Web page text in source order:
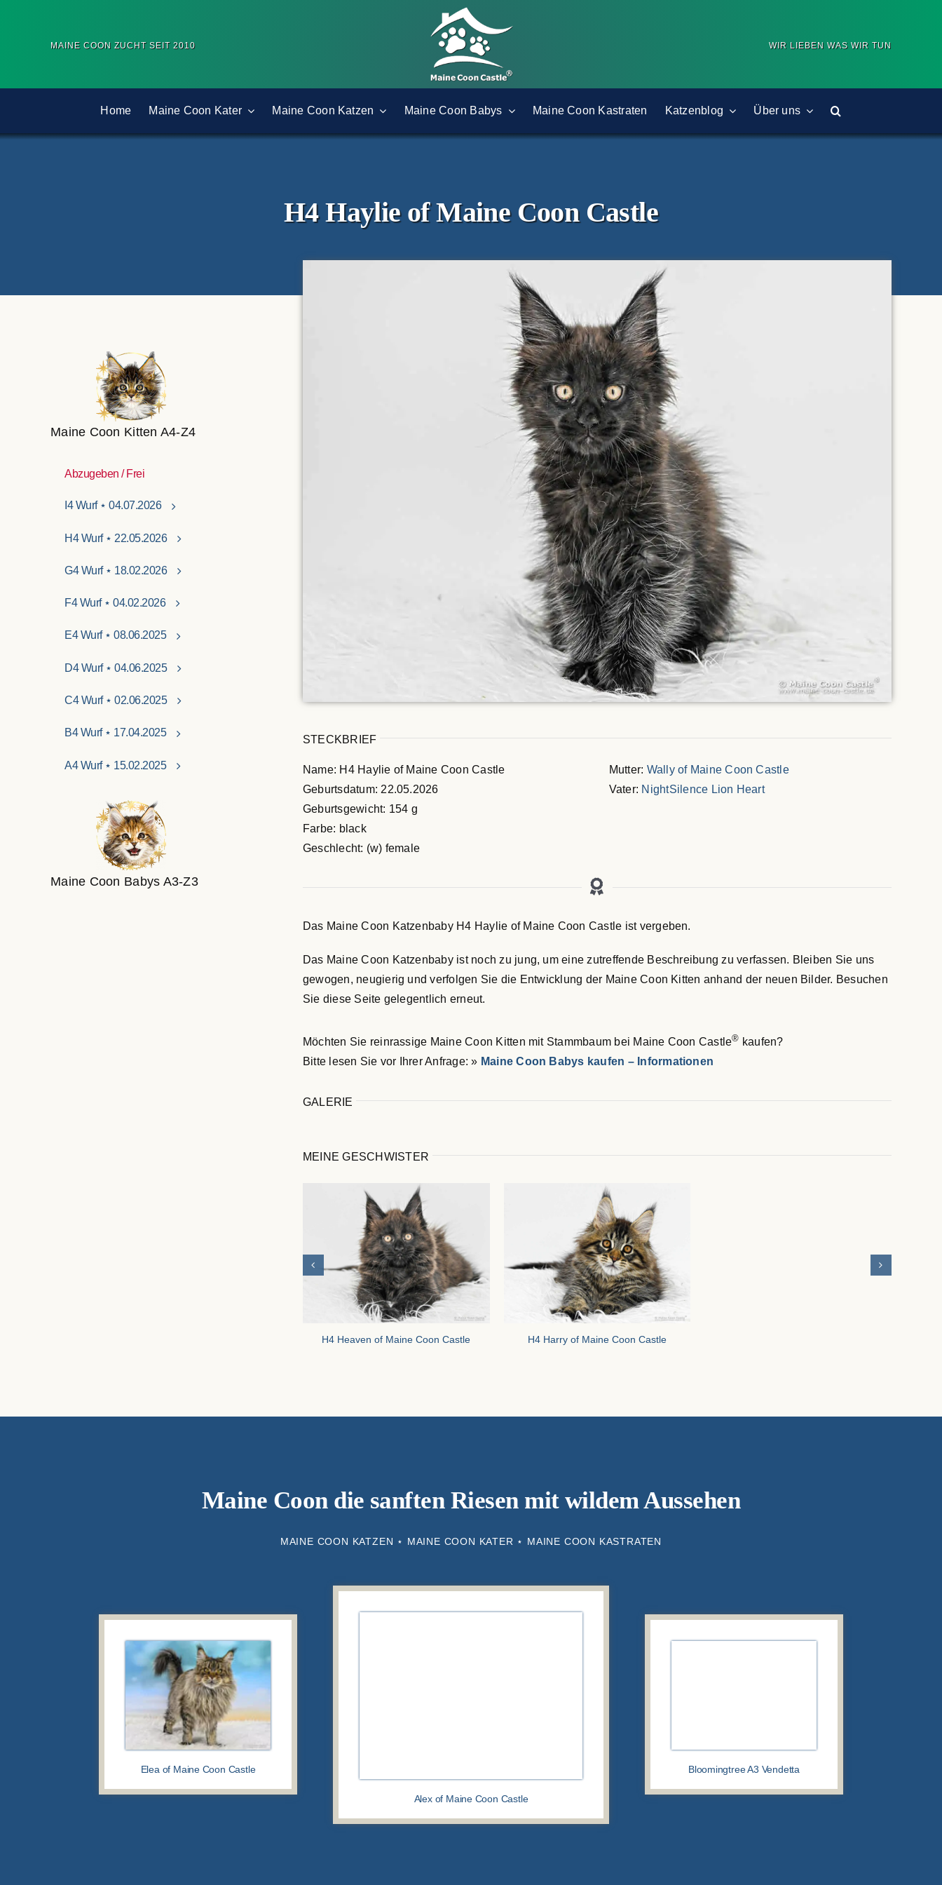
MAINE COON ZUCHT SEIT 2010 WIR LIEBEN WAS WIR TUN
Home Maine Coon Kater Maine Coon Katzen Maine Coon Babys Maine Coon Kastraten Katzenblog Über uns
H4 Haylie of Maine Coon Castle
STECKBRIEF
Name: H4 Haylie of Maine Coon Castle
Geburtsdatum: 22.05.2026
Geburtsgewicht: 154 g
Farbe: black
Geschlecht: (w) female
Mutter: Wally of Maine Coon Castle
Vater: NightSilence Lion Heart
Das Maine Coon Katzenbaby H4 Haylie of Maine Coon Castle ist vergeben.
Das Maine Coon Katzenbaby ist noch zu jung, um eine zutreffende Beschreibung zu verfassen. Bleiben Sie uns
gewogen, neugierig und verfolgen Sie die Entwicklung der Maine Coon Kitten anhand der neuen Bilder. Besuchen
Sie diese Seite gelegentlich erneut.
Möchten Sie reinrassige Maine Coon Kitten mit Stammbaum bei Maine Coon Castle® kaufen?
Bitte lesen Sie vor Ihrer Anfrage: » Maine Coon Babys kaufen – Informationen
GALERIE
MEINE GESCHWISTER
H4 Heaven of Maine Coon Castle H4 Harry of Maine Coon Castle
Maine Coon Kitten A4-Z4
Abzugeben / Frei
I4 Wurf ⋆ 04.07.2026
H4 Wurf ⋆ 22.05.2026
G4 Wurf ⋆ 18.02.2026
F4 Wurf ⋆ 04.02.2026
E4 Wurf ⋆ 08.06.2025
D4 Wurf ⋆ 04.06.2025
C4 Wurf ⋆ 02.06.2025
B4 Wurf ⋆ 17.04.2025
A4 Wurf ⋆ 15.02.2025
Maine Coon Babys A3-Z3
Maine Coon die sanften Riesen mit wildem Aussehen
MAINE COON KATZEN ⋆ MAINE COON KATER ⋆ MAINE COON KASTRATEN
Elea of Maine Coon Castle
Alex of Maine Coon Castle
Bloomingtree A3 Vendetta